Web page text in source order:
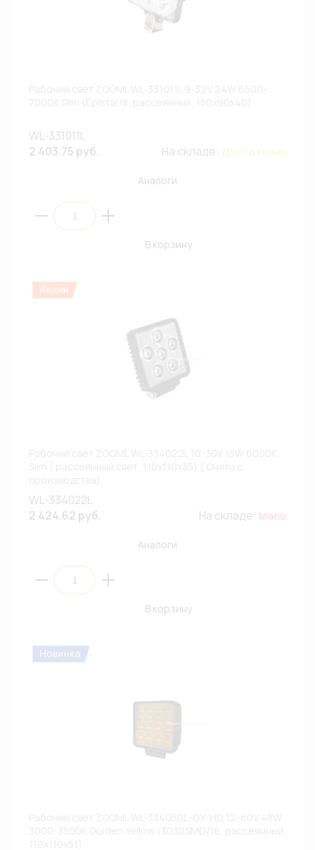
WL-331011L
2 403.75 руб.
На складе: Достаточно
Аналоги
В корзину
WL-334022L
2 424.62 руб.
На складе: Мало
Аналоги
В корзину